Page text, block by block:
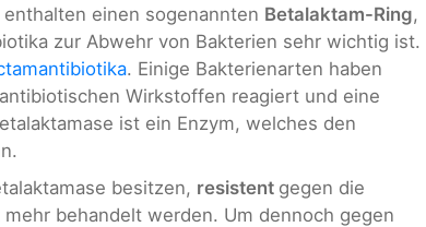
einen sogenannten Betalaktam-Ring,
zur Abwehr von Bakterien sehr wichtig ist.
. Einige Bakterienarten haben
Wirkstoffen reagiert und eine
ist ein Enzym, welches den
besitzen, resistent gegen die
behandelt werden. Um dennoch gegen